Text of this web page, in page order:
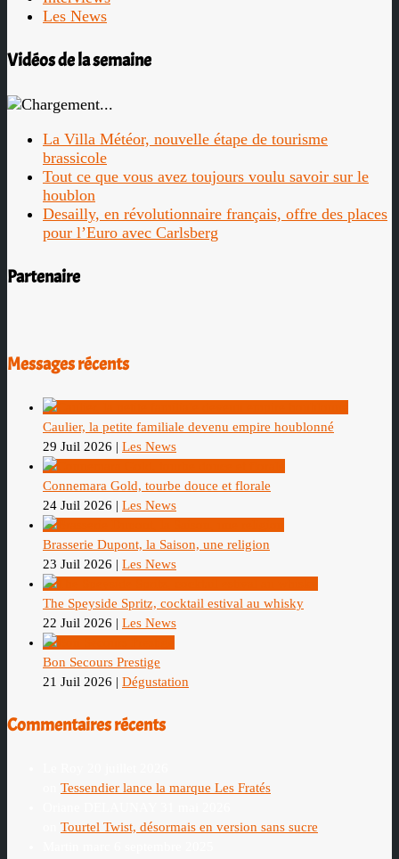
Les News
Vidéos de la semaine
La Villa Météor, nouvelle étape de tourisme
brassicole
Tout ce que vous avez toujours voulu savoir sur le
houblon
Desailly, en révolutionnaire français, offre des places
pour l’Euro avec Carlsberg
Partenaire
Messages récents
Caulier, la petite familiale devenu empire houblonné
29 Juil 2026 | Les News
Connemara Gold, tourbe douce et florale
24 Juil 2026 | Les News
Brasserie Dupont, la Saison, une religion
23 Juil 2026 | Les News
The Speyside Spritz, cocktail estival au whisky
22 Juil 2026 | Les News
Bon Secours Prestige
21 Juil 2026 | Dégustation
Commentaires récents
Tessendier lance la marque Les Fratés
Tourtel Twist, désormais en version sans sucre